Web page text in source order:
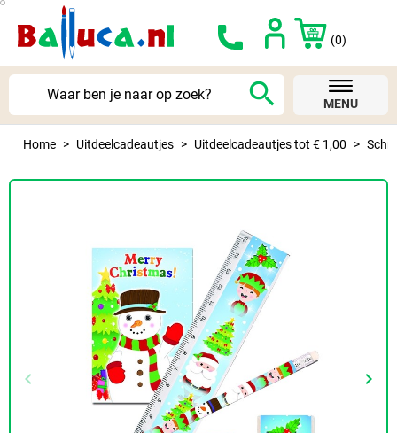
(0)
search MENU
Home Uitdeelcadeautjes Uitdeelcadeautjes tot € 1,00
Vorige
keyboard_arrow_left keyboard_arrow_right